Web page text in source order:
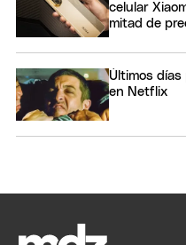
celular
mitad de
Últimos
en Netflix